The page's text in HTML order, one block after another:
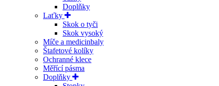
Doplňky
Laťky
Skok o tyči
Skok vysoký
Míče a medicinbaly
Štafetové kolíky
Ochranné klece
Měřící pásma
Doplňky